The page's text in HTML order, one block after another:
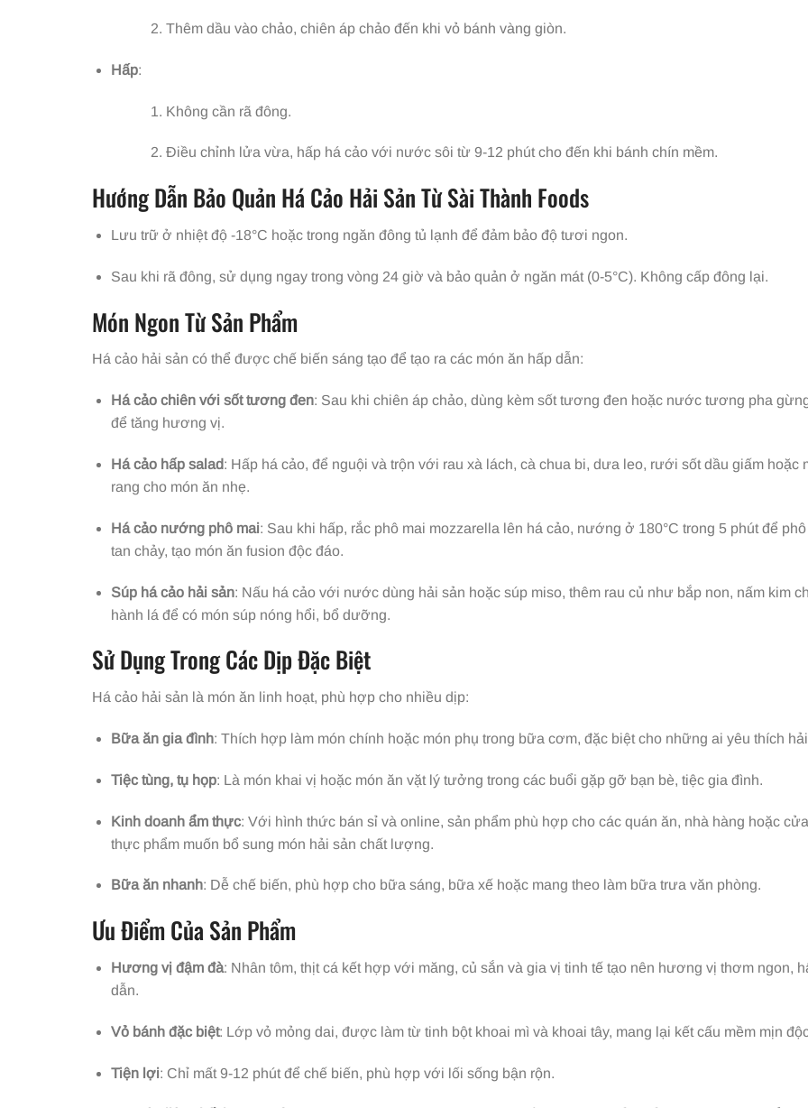
Thêm dầu vào chảo, chiên áp chảo đến khi vỏ bánh vàng giòn.
Hấp:
Không cần rã đông.
Điều chỉnh lửa vừa, hấp há cảo với nước sôi từ 9-12 phút cho đến khi bánh chín mềm.
Hướng Dẫn Bảo Quản Há Cảo Hải Sản Từ Sài Thành Foods
Lưu trữ ở nhiệt độ -18°C hoặc trong ngăn đông tủ lạnh để đảm bảo độ tươi ngon.
Sau khi rã đông, sử dụng ngay trong vòng 24 giờ và bảo quản ở ngăn mát (0-5°C). Không cấp đông lại.
Món Ngon Từ Sản Phẩm
Há cảo hải sản có thể được chế biến sáng tạo để tạo ra các món ăn hấp dẫn:
Há cảo chiên với sốt tương đen: Sau khi chiên áp chảo, dùng kèm sốt tương đen hoặc nước tương pha
để tăng hương vị.
Há cảo hấp salad: Hấp há cảo, để nguội và trộn với rau xà lách, cà chua bi, dưa leo, rưới sốt dầu giấm hoặc
rang cho món ăn nhẹ.
Há cảo nướng phô mai: Sau khi hấp, rắc phô mai mozzarella lên há cảo, nướng ở 180°C trong 5 phút để
tan chảy, tạo món ăn fusion độc đáo.
Súp há cảo hải sản: Nấu há cảo với nước dùng hải sản hoặc súp miso, thêm rau củ như bắp non, nấm kim
hành lá để có món súp nóng hổi, bổ dưỡng.
Sử Dụng Trong Các Dịp Đặc Biệt
Há cảo hải sản là món ăn linh hoạt, phù hợp cho nhiều dịp:
Bữa ăn gia đình: Thích hợp làm món chính hoặc món phụ trong bữa cơm, đặc biệt cho những ai yêu thích
Tiệc tùng, tụ họp: Là món khai vị hoặc món ăn vặt lý tưởng trong các buổi gặp gỡ bạn bè, tiệc gia đình.
Kinh doanh ẩm thực: Với hình thức bán sỉ và online, sản phẩm phù hợp cho các quán ăn, nhà hàng hoặc
thực phẩm muốn bổ sung món hải sản chất lượng.
Bữa ăn nhanh: Dễ chế biến, phù hợp cho bữa sáng, bữa xế hoặc mang theo làm bữa trưa văn phòng.
Ưu Điểm Của Sản Phẩm
Hương vị đậm đà: Nhân tôm, thịt cá kết hợp với măng, củ sắn và gia vị tinh tế tạo nên hương vị thơm ngon,
dẫn.
Vỏ bánh đặc biệt: Lớp vỏ mỏng dai, được làm từ tinh bột khoai mì và khoai tây, mang lại kết cấu mềm mịn
Tiện lợi: Chỉ mất 9-12 phút để chế biến, phù hợp với lối sống bận rộn.